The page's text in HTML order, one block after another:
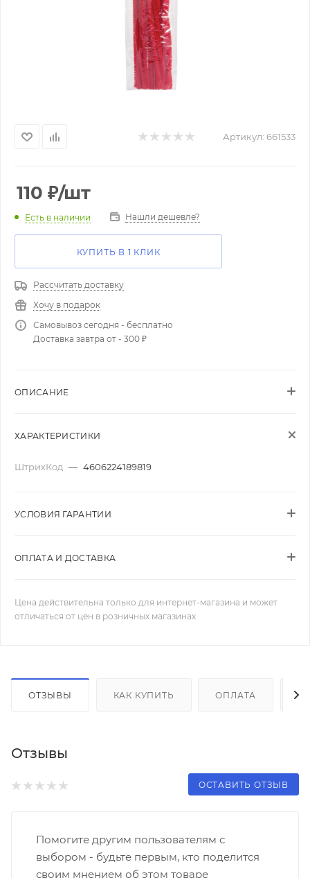
Артикул: 661533
110 ₽/шт
Есть в наличии Нашли дешевле?
КУПИТЬ В 1 КЛИК
Рассчитать доставку
Хочу в подарок
Самовывоз сегодня - бесплатно
Доставка завтра от - 300 ₽
ОПИСАНИЕ
ХАРАКТЕРИСТИКИ
ШтрихКод — 4606224189819
УСЛОВИЯ ГАРАНТИИ
ОПЛАТА И ДОСТАВКА
Цена действительна только для интернет-магазина и может
отличаться от цен в розничных магазинах
ОТЗЫВЫ КАК КУПИТЬ ОПЛАТА
Отзывы
ОСТАВИТЬ ОТЗЫВ
Помогите другим пользователям с
выбором - будьте первым, кто поделится
своим мнением об этом товаре